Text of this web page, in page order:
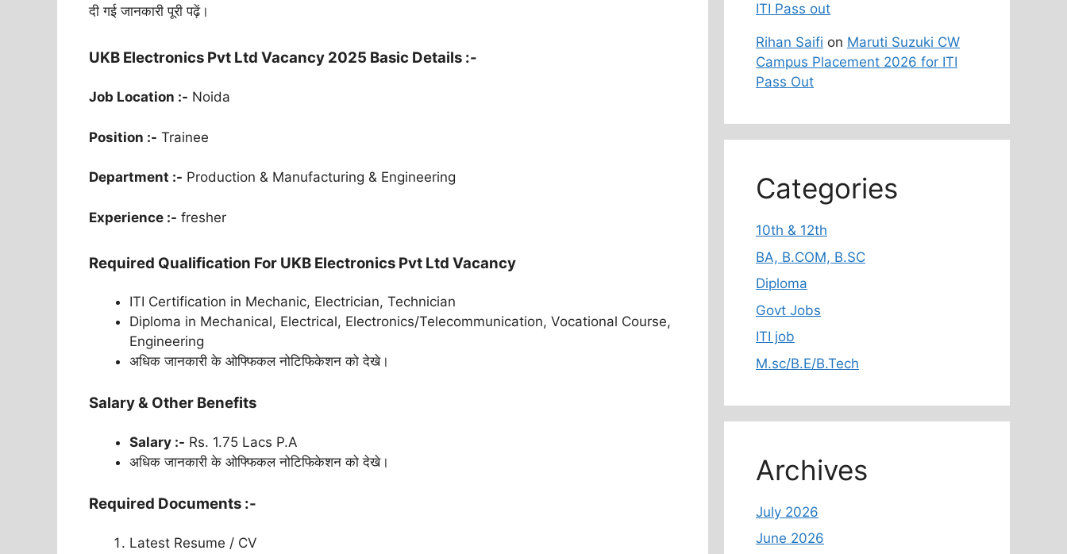
दी गई जानकारी पूरी पढ़ें।
UKB Electronics Pvt Ltd Vacancy 2025 Basic Details :-
Job Location :- Noida
Position :- Trainee
Department :- Production & Manufacturing & Engineering
Experience :- fresher
Required Qualification For UKB Electronics Pvt Ltd Vacancy
ITI Certification in Mechanic, Electrician, Technician
Diploma in Mechanical, Electrical, Electronics/Telecommunication, Vocational Course,
Engineering
अधिक जानकारी के ओफ्फिकल नोटिफिकेशन को देखे।
Salary & Other Benefits
Salary :- Rs. 1.75 Lacs P.A
अधिक जानकारी के ओफ्फिकल नोटिफिकेशन को देखे।
Required Documents :-
Latest Resume / CV
ITI Pass out
Rihan Saifi on Maruti Suzuki CW
Campus Placement 2026 for ITI
Pass Out
Categories
10th & 12th
BA, B.COM, B.SC
Diploma
Govt Jobs
ITI job
M.sc/B.E/B.Tech
Archives
July 2026
June 2026